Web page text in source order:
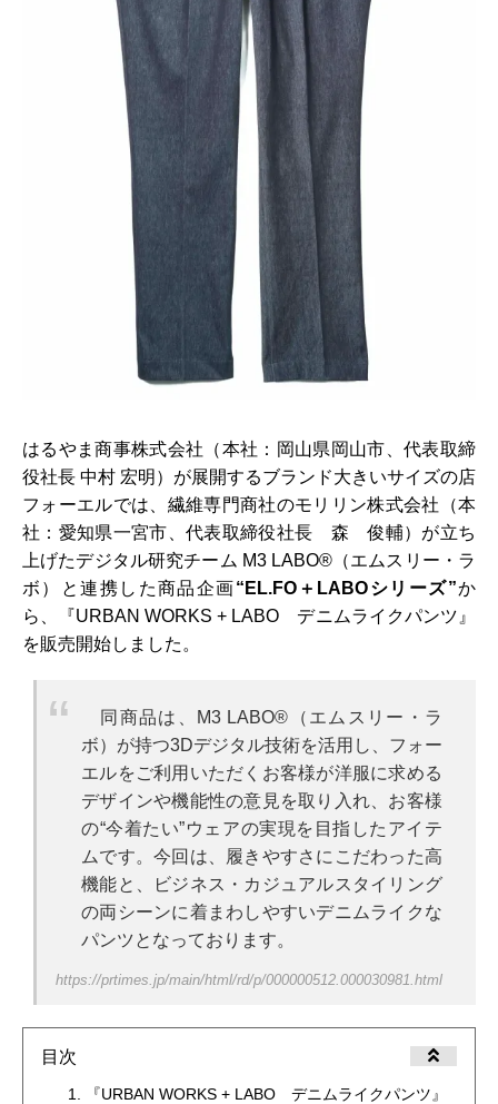
はるやま商事株式会社（本社：岡山県岡山市、代表取締
役社長 中村 宏明）が展開するブランド大きいサイズの店
フォーエルでは、繊維専門商社のモリリン株式会社（本
社：愛知県一宮市、代表取締役社長 森 俊輔）が立ち
上げたデジタル研究チーム M3 LABO®（エムスリー・ラ
ボ）と連携した商品企画“EL.FO＋LABOシリーズ”か
ら、『URBAN WORKS + LABO デニムライクパンツ』
を販売開始しました。
同商品は、M3 LABO®（エムスリー・ラ
ボ）が持つ3Dデジタル技術を活用し、フォー
エルをご利用いただくお客様が洋服に求める
デザインや機能性の意見を取り入れ、お客様
の“今着たい”ウェアの実現を目指したアイテ
ムです。今回は、履きやすさにこだわった高
機能と、ビジネス・カジュアルスタイリング
の両シーンに着まわしやすいデニムライクな
パンツとなっております。
https://prtimes.jp/main/html/rd/p/000000512.000030981.html
目次
『URBAN WORKS + LABO デニムライクパンツ』